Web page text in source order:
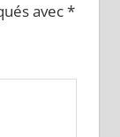
avec*